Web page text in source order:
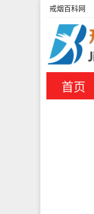
戒烟百科网
首页